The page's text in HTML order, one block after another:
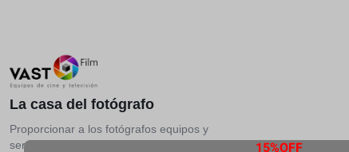
La casa del fotógrafo
Proporcionar a los fotógrafos equipos y
servicios más profesionales.
15%OFF